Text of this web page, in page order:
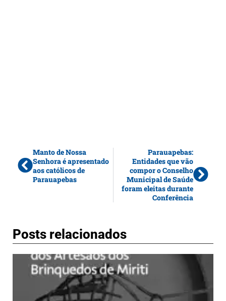
Manto de Nossa
Senhora é apresentado
aos católicos de
Parauapebas
Parauapebas:
Entidades que vão
compor o Conselho
Municipal de Saúde
foram eleitas durante
Conferência
Posts relacionados